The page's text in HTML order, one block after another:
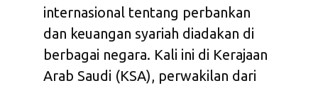
internasional tentang perbankan
dan keuangan syariah diadakan di
berbagai negara. Kali ini di Kerajaan
Arab Saudi (KSA), perwakilan dari